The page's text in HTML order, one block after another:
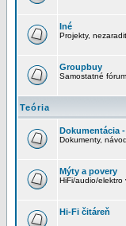
Iné
Projekty,
Groupbuy
Samostatné
Teória
Dokumentácia
Dokumenty,
Mýty a povery
HiFi/audio/elektro
Hi-Fi čitáreň